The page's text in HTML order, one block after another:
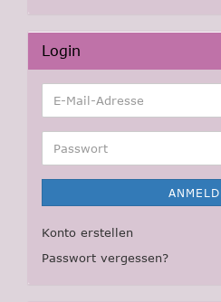
Login
E-
Mail-
Adresse
Passwort
Konto erstellen
Passwort vergessen?